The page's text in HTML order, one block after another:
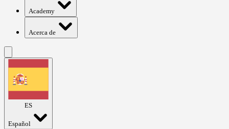
Academy
Acerca de
ES
Español